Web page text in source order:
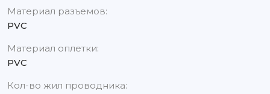
Материал разъемов:
PVC
Материал оплетки:
PVC
Кол-во жил проводника: